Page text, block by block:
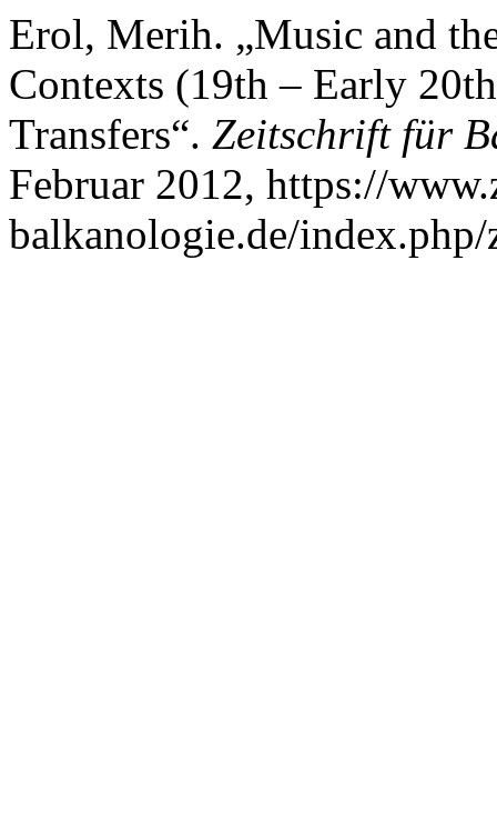
Erol, Merih. „Music and
Contexts (19th – Early
Transfers“. Zeitschrift für
Februar 2012, https://
balkanologie.de/